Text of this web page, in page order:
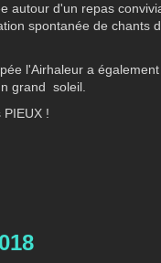
autour d'un repas
spontanée de chants
l'Airhaleur a
grand soleil.
!